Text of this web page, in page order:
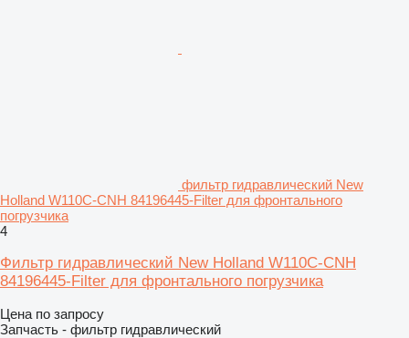
фильтр гидравлический New
Holland W110C-CNH 84196445-Filter для фронтального
погрузчика
4
Фильтр гидравлический New Holland W110C-CNH
84196445-Filter для фронтального погрузчика
Цена по запросу
Запчасть - фильтр гидравлический